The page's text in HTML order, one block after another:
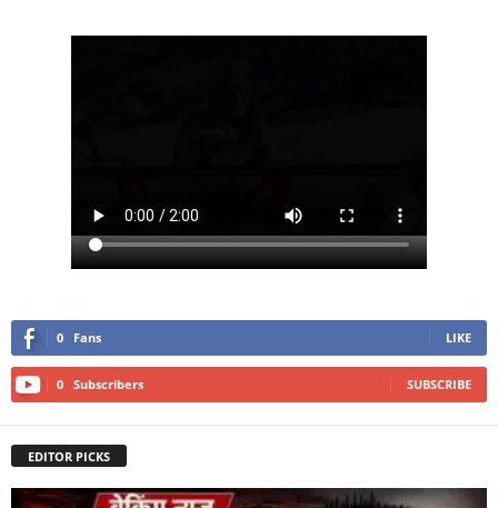
0 Fans LIKE
0 Subscribers SUBSCRIBE
EDITOR PICKS